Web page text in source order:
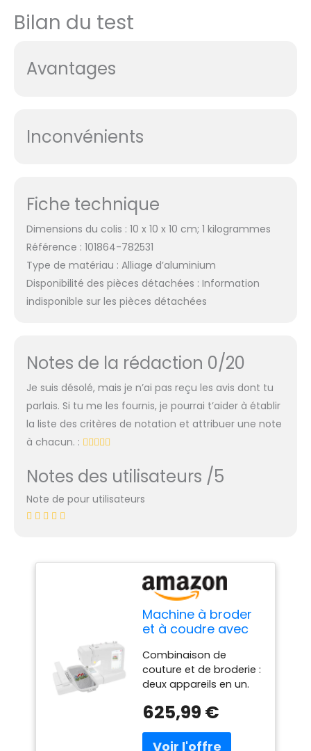
Bilan du test
Avantages
Inconvénients
Fiche technique
Dimensions du colis : 10 x 10 x 10 cm; 1 kilogrammes
Référence : 101864-782531
Type de matériau : Alliage d’aluminium
Disponibilité des pièces détachées : Information
indisponible sur les pièces détachées
Notes de la rédaction 0/20
Je suis désolé, mais je n’ai pas reçu les avis dont tu
parlais. Si tu me les fournis, je pourrai t’aider à établir
la liste des critères de notation et attribuer une note
à chacun. :
Notes des utilisateurs /5
Note de pour utilisateurs
Machine à broder
et à coudre avec
de 7", 96 motifs de
broderie et 162
motifs de couture,
USB pour motifs
personnalisés,
détection de
rupture de fil,
Combinaison de
couture et de broderie :
deux appareils en un.
une machine à coudre
broder séparée.
625,99 €